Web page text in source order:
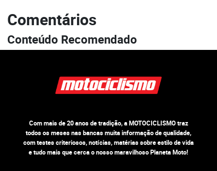
Comentários
Conteúdo Recomendado
Com mais de 20 anos de tradição, a MOTOCICLISMO traz
todos os meses nas bancas muita informação de qualidade,
com testes criteriosos, notícias, matérias sobre estilo de vida
e tudo mais que cerca o nosso maravilhoso Planeta Moto!